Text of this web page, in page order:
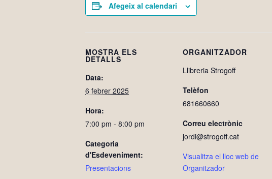
Afegeix al calendari
MOSTRA ELS
DETALLS
Data:
6 febrer 2025
Hora:
7:00 pm - 8:00 pm
Categoria
d'Esdeveniment:
Presentacions
ORGANITZADOR
Llibreria Strogoff
Telèfon
681660660
Correu electrònic
jordi@strogoff.cat
Visualitza el lloc web de
Organitzador